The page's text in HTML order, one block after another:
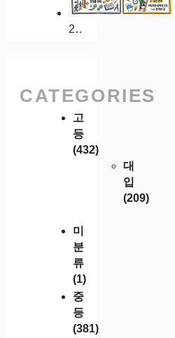
2027학년도 부천과학고 입학 전형 요강 핵심 분석 및 전국 과고 입시 흐름
CATEGORIES
고
등
(432)
대
입
(209)
미
분
류
(1)
중
등
(381)